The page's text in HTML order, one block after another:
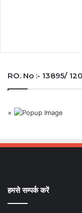
RO. No :- 13895/ 120
×
हमसे सम्पर्क करें